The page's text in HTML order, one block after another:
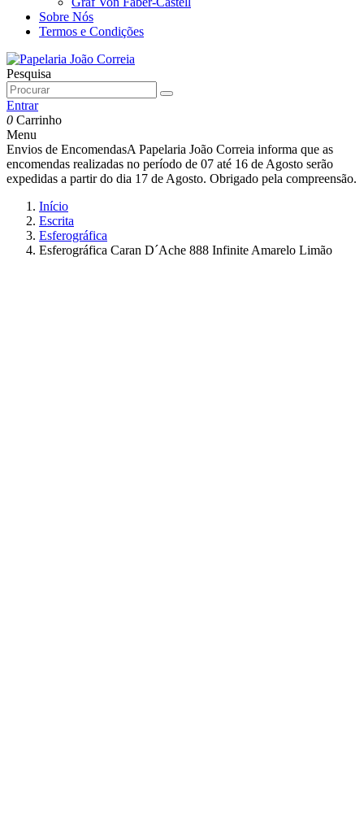
Sobre Nós
Termos e Condições
Pesquisa
Entrar
0 Carrinho
Menu
Envios de EncomendasA Papelaria João Correia informa que as
encomendas realizadas no período de 07 até 16 de Agosto serão
expedidas a partir do dia 17 de Agosto. Obrigado pela compreensão.
Início
Escrita
Esferográfica
Esferográfica Caran D´Ache 888 Infinite Amarelo Limão